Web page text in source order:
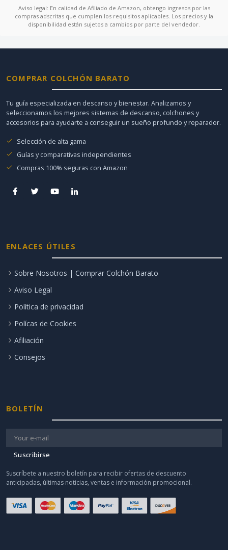
Aviso legal: En calidad de Afiliado de Amazon, obtengo ingresos por las
compras adscritas que cumplen los requisitos aplicables. Los precios y la
disponibilidad están sujetos a cambios por parte del vendedor.
COMPRAR COLCHÓN BARATO
Tu guía especializada en descanso y bienestar. Analizamos y
seleccionamos los mejores sistemas de descanso, colchones y
accesorios para ayudarte a conseguir un sueño profundo y reparador.
Selección de alta gama
Guías y comparativas independientes
Compras 100% seguras con Amazon
ENLACES ÚTILES
Sobre Nosotros | Comprar Colchón Barato
Aviso Legal
Política de privacidad
Polícas de Cookies
Afiliación
Consejos
BOLETÍN
Suscribirse
Suscríbete a nuestro boletín para recibir ofertas de descuento
anticipadas, últimas noticias, ventas e información promocional.